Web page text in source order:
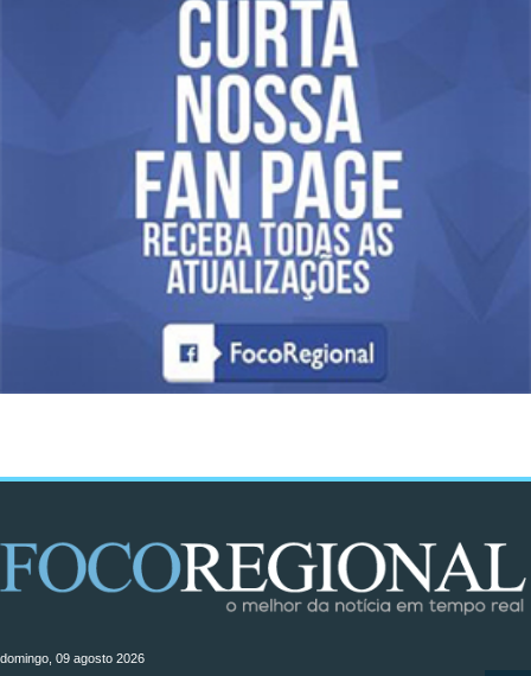
domingo, 09 agosto 2026